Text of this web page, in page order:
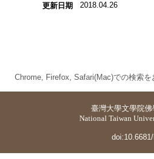
更新日期 2018.04.26
Chrome, Firefox, Safari(Mac)での検索
臺灣大學文學院
National Taiwan